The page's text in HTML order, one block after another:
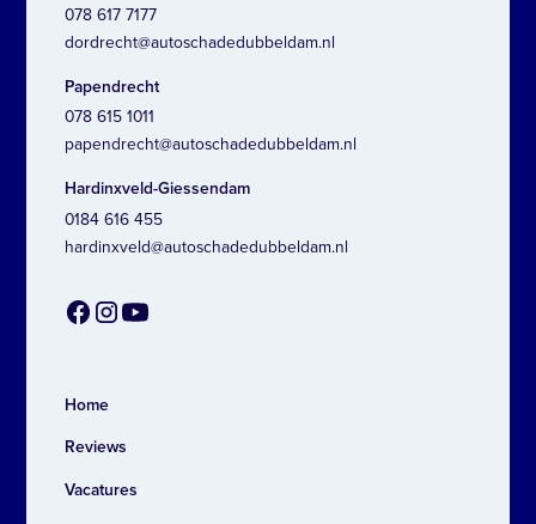
078 617 7177
dordrecht@autoschadedubbeldam.nl
Papendrecht
078 615 1011
papendrecht@autoschadedubbeldam.nl
Hardinxveld-Giessendam
0184 616 455
hardinxveld@autoschadedubbeldam.nl
Home
Reviews
Vacatures